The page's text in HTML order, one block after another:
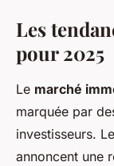
Les
pour 2025
Le marché
marquée par
investisseurs.
annoncent une